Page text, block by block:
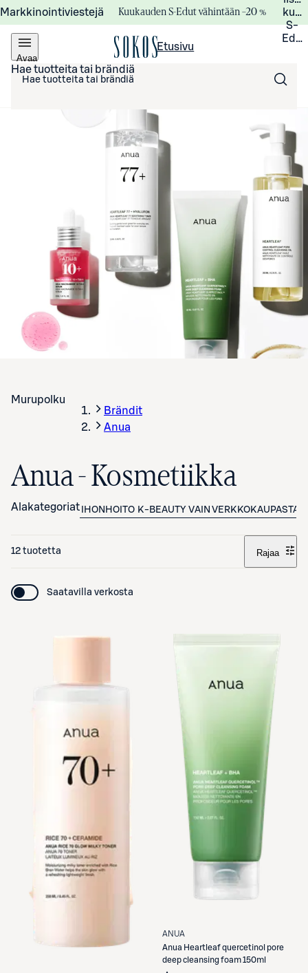
Markkinointiviestejä Kuukauden S-Edut vähintään –20 %
S-
Avaa
valikko
Etusivu
Hae tuotteita tai brändiä
Murupolku
Brändit
Anua
Anua - Kosmetiikka
Alakategoriat IHONHOITO K-BEAUTY VAIN VERKKOKAUPASTA
12 tuotetta Rajaa
Saatavilla verkosta
ANUA
Anua Heartleaf quercetinol pore
deep cleansing foam 150ml